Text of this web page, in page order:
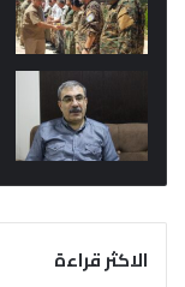
الاكثر قراءة